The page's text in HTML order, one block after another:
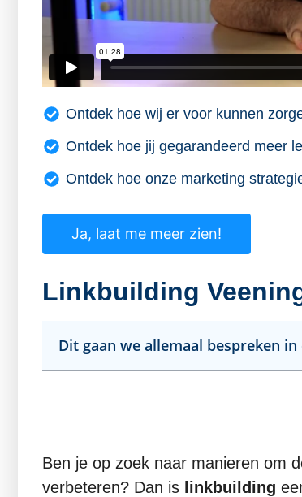
Ontdek hoe wij er voor kunnen
Ontdek hoe jij gegarandeerd meer
Ontdek hoe onze marketing
Ja, laat me meer zien!
Linkbuilding
Dit gaan we allemaal bespreken
Ben je op zoek naar manieren om
verbeteren? Dan is linkbuilding